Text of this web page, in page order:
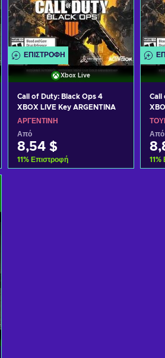
ΕΠΙΣΤΡΟΦΉ
Xbox Live
Call of Duty: Black Ops 4
XBOX LIVE Key ARGENTINA
ΑΡΓΕΝΤΊΝΗ
Από
8,54 $
11% Επιστροφή
Call
Από
11%